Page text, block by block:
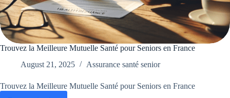
Trouvez la Meilleure Mutuelle Santé pour Seniors en France
August 21, 2025
Assurance santé senior
Trouvez la Meilleure Mutuelle Santé pour Seniors en France